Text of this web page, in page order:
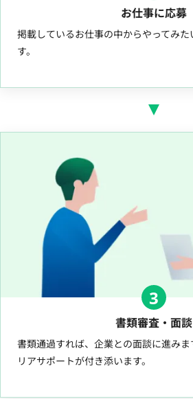
お仕事に応募
掲載しているお仕事の中からやってみた
す。
3
書類審査・面談
書類通過すれば、企業との面談に進み
リアサポートが付き添います。